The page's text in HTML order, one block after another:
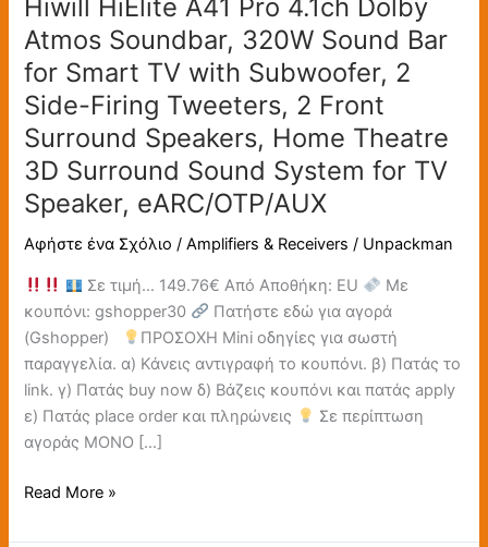
Hiwill HiElite A41 Pro 4.1ch Dolby
Atmos Soundbar, 320W Sound Bar
for Smart TV with Subwoofer, 2
Side-Firing Tweeters, 2 Front
Surround Speakers, Home Theatre
3D Surround Sound System for TV
Speaker, eARC/OTP/AUX
Αφήστε ένα Σχόλιο /Amplifiers & Receivers / Unpackman
Σε τιμή… 149.76€ Από Αποθήκη: EU
Με
κουπόνι: gshopper30
Πατήστε εδώ για αγορά
(Gshopper)
ΠΡΟΣΟΧΗ Mini οδηγίες για σωστή
παραγγελία. α) Κάνεις αντιγραφή το κουπόνι. β) Πατάς το
link. γ) Πατάς buy now δ) Βάζεις κουπόνι και πατάς apply
ε) Πατάς place order και πληρώνεις
Σε περίπτωση
αγοράς ΜΟΝΟ […]
A41
Pro
4.1ch
Dolby
Atmos
Soundbar,
320W
Sound
Bar
for
TV
with
Subwoofer,
2
Side-
Firing
Tweeters,
Front
Read More »